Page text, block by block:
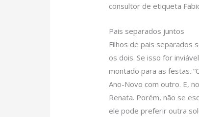
consultor de etiqueta
Pais separados juntos
Filhos de pais separados
os dois. Se isso for
montado para as festas.
Ano-Novo com outro. E,
Renata. Porém, não se
ele pode preferir outra